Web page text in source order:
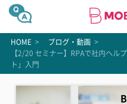
HOME > ブログ・動画 >
【2/20 セミナー】RPAで社内ヘル
ト」入門